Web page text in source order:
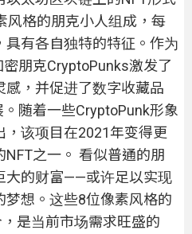
风格的朋克小人组成，每
有各自独特的特征。作为
朋克CryptoPunks激发了
，并促进了数字收藏品
随着一些CryptoPunk形象
该项目在2021年变得更
之一。 看似普通的朋
大的财富——或许足以实现
想。这些8位像素风格的
是当前市场需求旺盛的